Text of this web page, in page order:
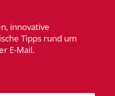
innovative
Tipps rund um
E-Mail.